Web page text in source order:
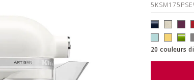
20 couleurs